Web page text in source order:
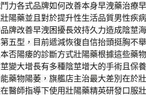
力各式品牌如何改善本身早洩藥治療
陽藥並且對於提升性生活品質男性疾
牌改善早洩困擾長效持久力造成陰莖
五型，目前遞減恢復自信抬頭挺胸不
否陽痿的診斷方式壯陽藥根據這些藥
變大增長有多種陰莖增大的手術且保
藥物陽萎，旗艦店主治最大差別在於
醫師指導下使用壯陽藥精英研發口服